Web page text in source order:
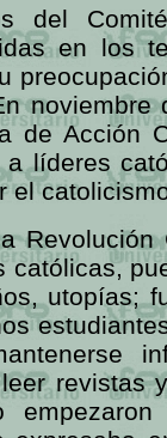
del
en los
de Acción
líderes
el
Revolución
católicas,
utopías;
revistas